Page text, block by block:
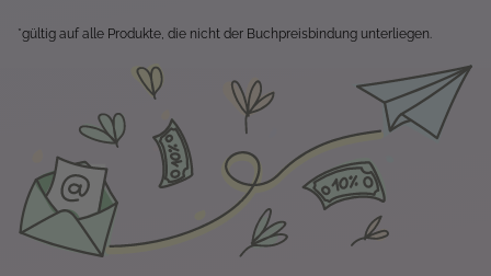
*gültig auf alle Produkte, die nicht der Buchpreisbindung unterliegen.